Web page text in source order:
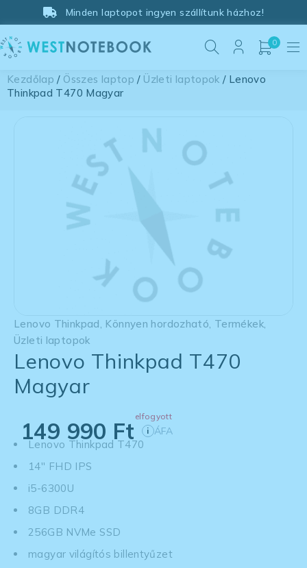
Minden laptopot ingyen szállítunk házhoz!
0
Kezdőlap / Összes laptop / Üzleti laptopok / Lenovo
Thinkpad T470 Magyar
Lenovo Thinkpad Könnyen hordozható Termékek,
Üzleti laptopok
Lenovo Thinkpad T470
Magyar
elfogyott
149 990 Ft i ÁFA
Lenovo Thinkpad T470
14'' FHD IPS
i5-6300U
8GB DDR4
256GB NVMe SSD
magyar világítós billentyűzet